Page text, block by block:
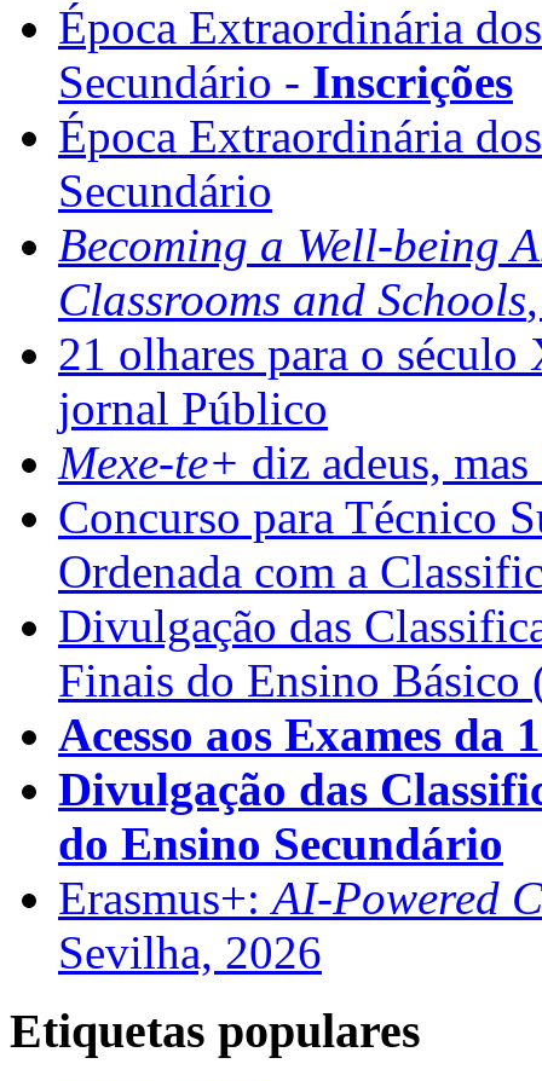
Época Extraordinária
Secundário - Inscrições
Época Extraordinária
Secundário
Becoming a Well-being
Classrooms and Schools
21 olhares para o
jornal Público
Mexe-te+ diz adeus,
Concurso para Técnico
Ordenada com a
Divulgação das
Finais do Ensino Básico
Acesso aos Exames da
Divulgação das
do Ensino Secundário
Erasmus+:AI-Powered
Sevilha, 2026
Etiquetas populares